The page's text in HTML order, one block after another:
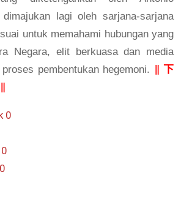
lagi oleh sarjana-sarjana
untuk memahami hubungan yang
Negara, elit berkuasa dan media
pembentukan hegemoni.
下
0
0
0